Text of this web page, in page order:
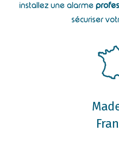
installez une alarme
sécuriser